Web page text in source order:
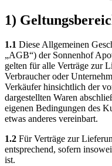
1)
1.1 Diese Allgemeinen
„AGB“) der Sonnenhof
gelten für alle Verträge zur
Verbraucher oder
Verkäufer hinsichtlich der
dargestellten Waren
eigenen Bedingungen des
etwas anderes vereinbart.
1.2 Für Verträge zur
entsprechend, sofern
ist.